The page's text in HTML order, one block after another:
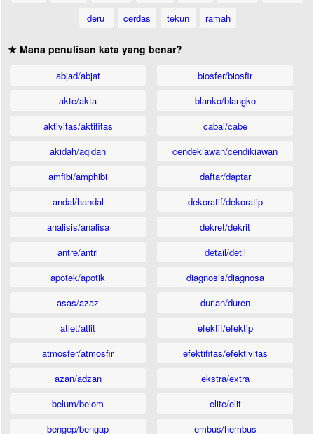
deru
cerdas tekun ramah
★ Mana penulisan kata yang benar?
abjad/abjat
akte/akta
aktivitas/aktifitas
akidah/aqidah
amfibi/amphibi
andal/handal
analisis/analisa
antre/antri
apotek/apotik
asas/azaz
atlet/atlit
atmosfer/atmosfir
azan/adzan
belum/belom
bengep/bengap
biosfer/biosfir
blanko/blangko
cabai/cabe
cendekiawan/cendikiawan
daftar/daptar
dekoratif/dekoratip
dekret/dekrit
detail/detil
diagnosis/diagnosa
durian/duren
efektif/efektip
efektifitas/efektivitas
ekstra/extra
elite/elit
embus/hembus